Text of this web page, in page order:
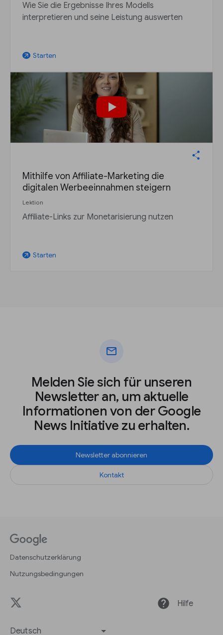
Wie Sie die Ergebnisse Ihres Modells
interpretieren und seine Leistung auswerten
arrow_outward Starten
Mithilfe von Affiliate-Marketing die
digitalen Werbeeinnahmen steigern
Lektion
Affiliate-Links zur Monetarisierung nutzen
arrow_outward Starten
mail
Melden Sie sich für unseren
Newsletter an, um aktuelle
Informationen von der Google
News Initiative zu erhalten.
Newsletter abonnieren
Kontakt
Datenschutzerklärung
Nutzungsbedingungen
help Hilfe
Deutsch